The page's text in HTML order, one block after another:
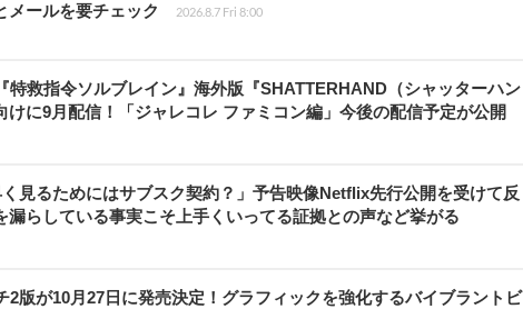
メールを要チェック
2026.8.7 Fri 8:00
特救指令ソルブレイン』海外版『SHATTERHAND（シャッターハン
けに9月配信！「ジャレコレ ファミコン編」今後の配信予定が公開
く見るためにはサブスク契約？」予告映像Netflix先行公開を受けて反
らしている事実こそ上手くいってる証拠との声など挙がる
2版が10月27日に発売決定！グラフィックを強化するバイブラントビ